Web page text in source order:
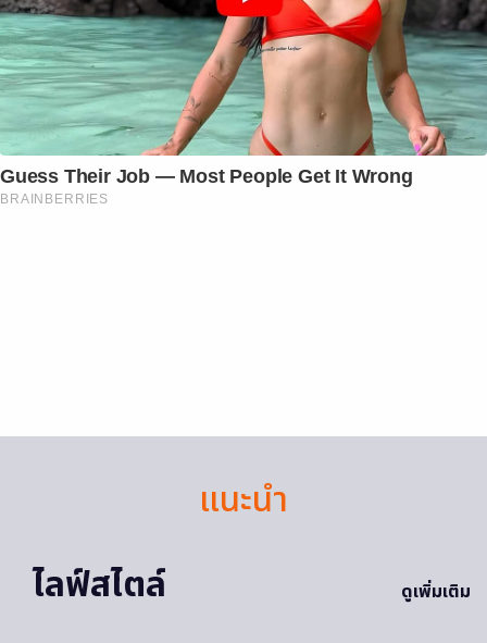
Guess Their Job — Most People Get It Wrong
BRAINBERRIES
แนะนำ
ไลฟ์สไตล์
ดูเพิ่มเติม